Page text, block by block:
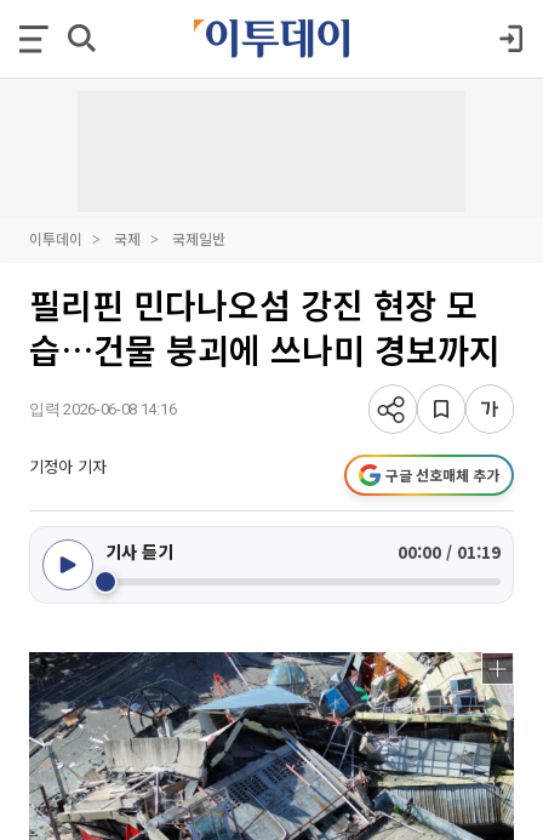
이투데이 국제 국제일반
필리핀 민다나오섬 강진 현장 모
습…건물 붕괴에 쓰나미 경보까지
입력 2026-06-08 14:16
기정아 기자 구글 선호매체 추가
기사 듣기 00:00 / 01:19